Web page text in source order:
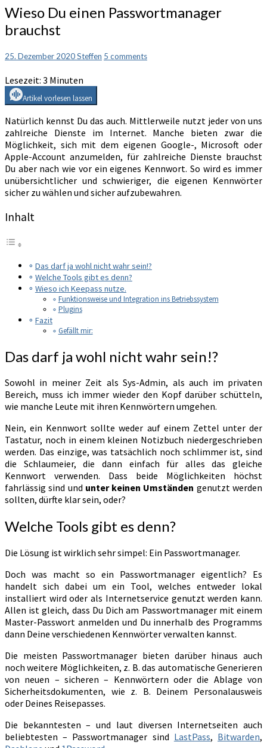
Wieso
Du
einen
brauchst
Wieso Du einen Passwortmanager
brauchst
25. Dezember 2020Steffen Comments
5 comments
Lesezeit: 3 Minuten
Artikel vorlesen lassen
Natürlich kennst Du das auch. Mittlerweile nutzt jeder von uns
zahlreiche Dienste im Internet. Manche bieten zwar die
Möglichkeit, sich mit dem eigenen Google-, Microsoft oder
Apple-Account anzumelden, für zahlreiche Dienste brauchst
Du aber nach wie vor ein eigenes Kennwort. So wird es immer
unübersichtlicher und schwieriger, die eigenen Kennwörter
sicher zu wählen und sicher aufzubewahren.
Inhalt
Das darf ja wohl nicht wahr sein!?
Welche Tools gibt es denn?
Wieso ich Keepass nutze.
Funktionsweise und Integration ins Betriebssystem
Plugins
Fazit
Gefällt mir:
Das darf ja wohl nicht wahr sein!?
Sowohl in meiner Zeit als Sys-Admin, als auch im privaten
Bereich, muss ich immer wieder den Kopf darüber schütteln,
wie manche Leute mit ihren Kennwörtern umgehen.
Nein, ein Kennwort sollte weder auf einem Zettel unter der
Tastatur, noch in einem kleinen Notizbuch niedergeschrieben
werden. Das einzige, was tatsächlich noch schlimmer ist, sind
die Schlaumeier, die dann einfach für alles das gleiche
Kennwort verwenden. Dass beide Möglichkeiten höchst
fahrlässig sind und unter keinen Umständen genutzt werden
sollten, dürfte klar sein, oder?
Welche Tools gibt es denn?
Die Lösung ist wirklich sehr simpel: Ein Passwortmanager.
Doch was macht so ein Passwortmanager eigentlich? Es
handelt sich dabei um ein Tool, welches entweder lokal
installiert wird oder als Internetservice genutzt werden kann.
Allen ist gleich, dass Du Dich am Passwortmanager mit einem
Master-Passwort anmelden und Du innerhalb des Programms
dann Deine verschiedenen Kennwörter verwalten kannst.
Die meisten Passwortmanager bieten darüber hinaus auch
noch weitere Möglichkeiten, z. B. das automatische Generieren
von neuen – sicheren – Kennwörtern oder die Ablage von
Sicherheitsdokumenten, wie z. B. Deinem Personalausweis
oder Deines Reisepasses.
Die bekanntesten – und laut diversen Internetseiten auch
beliebtesten – Passwortmanager sind LastPass, Bitwarden,